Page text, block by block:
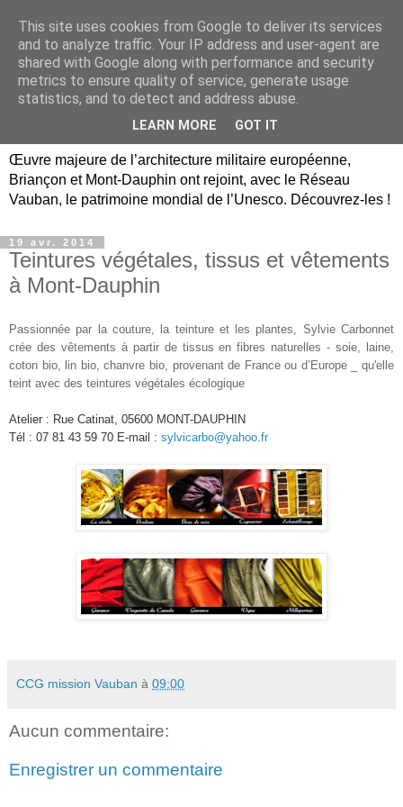
Briançon, Mont-Dauphin,
Vauban Unesco Hautes-
Œuvre majeure de l’architecture militaire européenne,
Briançon et Mont-Dauphin ont rejoint, avec le Réseau
Vauban, le patrimoine mondial de l’Unesco. Découvrez-les !
19 avr. 2014
Teintures végétales, tissus et vêtements
à Mont-Dauphin
Passionnée par la couture, la teinture et les plantes, Sylvie Carbonnet
crée des vêtements à partir de tissus en fibres naturelles - soie, laine,
coton bio, lin bio, chanvre bio, provenant de France ou d’Europe _ qu'elle
teint avec des teintures végétales écologique
Atelier : Rue Catinat, 05600 MONT-DAUPHIN
Tél : 07 81 43 59 70 E-mail : sylvicarbo@yahoo.fr
CCG mission Vauban à 09:00
Aucun commentaire:
Enregistrer un commentaire
This site uses cookies from Google to deliver its services
and to analyze traffic. Your IP address and user-agent are
shared with Google along with performance and security
metrics to ensure quality of service, generate usage
statistics, and to detect and address abuse.
LEARN MORE GOT IT